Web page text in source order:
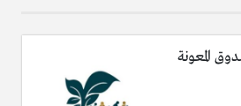
المعونة